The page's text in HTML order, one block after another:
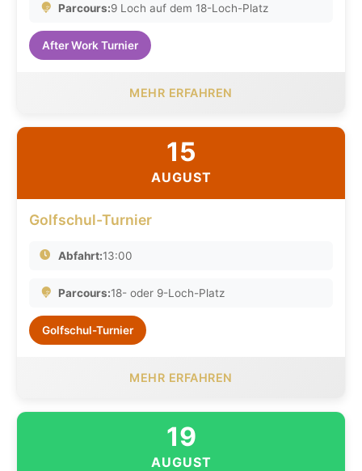
Parcours:9 Loch auf dem 18-Loch-Platz
After Work Turnier
MEHR ERFAHREN
15
AUGUST
Golfschul-Turnier
Abfahrt:13:00
Parcours:18- oder 9-Loch-Platz
Golfschul-Turnier
MEHR ERFAHREN
19
AUGUST